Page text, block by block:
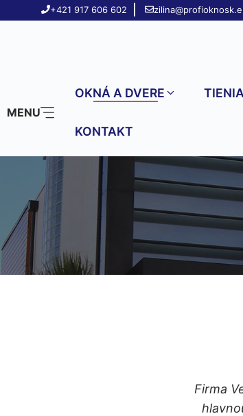
Preskočiť+421 917 606 602
MENU
OKNÁ A DVERE
KONTAKT
Firma